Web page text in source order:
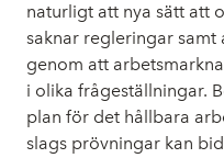
naturligt att nya sätt att
saknar regleringar samt
genom att
i olika frågeställningar.
plan för det hållbara
slags prövningar kan